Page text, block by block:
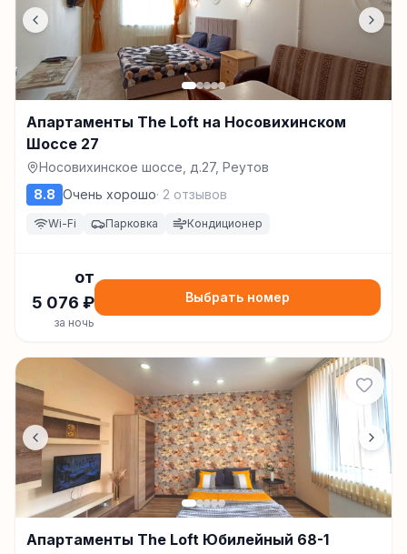
Апартаменты The Loft на Носовихинском
Шоссе 27
Носовихинское шоссе, д.27, Реутов
8.8 Очень хорошо· 2 отзывов
Wi-Fi Парковка Кондиционер
от
5 076 ₽
за ночь
Выбрать номер
Апартаменты The Loft Юбилейный 68-1